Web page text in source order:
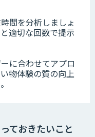
間を分析しましょ
適切な回数で提示
に合わせてアプロ
物体験の質の向上
ておきたいこと